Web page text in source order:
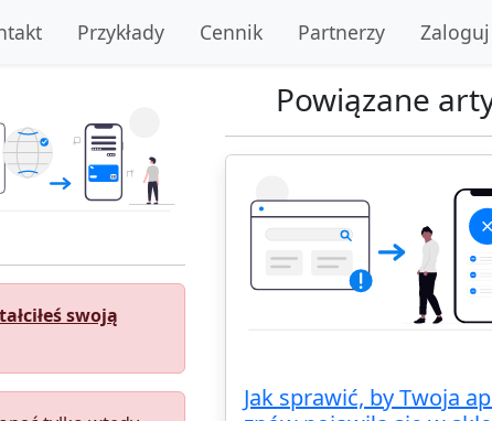
Przykłady Cennik Partnerzy
swoją
Powiązane
Jak sprawić, by Twoja